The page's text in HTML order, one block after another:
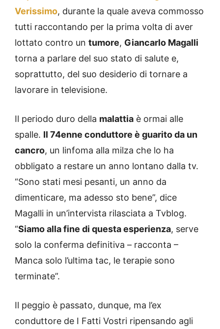
Verissimo, durante la quale aveva commosso
tutti raccontando per la prima volta di aver
lottato contro un tumore, Giancarlo Magalli
torna a parlare del suo stato di salute e,
soprattutto, del suo desiderio di tornare a
lavorare in televisione.
Il periodo duro della malattia è ormai alle
spalle. Il 74enne conduttore è guarito da un
cancro, un linfoma alla milza che lo ha
obbligato a restare un anno lontano dalla tv.
“Sono stati mesi pesanti, un anno da
dimenticare, ma adesso sto bene”, dice
Magalli in un’intervista rilasciata a Tvblog.
“Siamo alla fine di questa esperienza, serve
solo la conferma definitiva – racconta –
Manca solo l’ultima tac, le terapie sono
terminate”.
Il peggio è passato, dunque, ma l’ex
conduttore de I Fatti Vostri ripensando agli